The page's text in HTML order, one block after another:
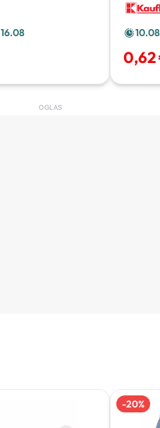
0,62
OGLAS
-20%